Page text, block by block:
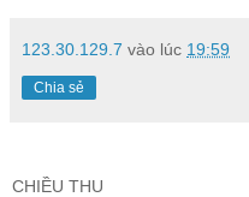
123.30.129.7 vào lúc 19:59
Chia sẻ
CHIỀU THU